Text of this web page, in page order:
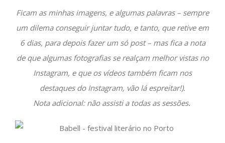
Ficam as minhas imagens, e algumas palavras – sempre
um dilema conseguir juntar tudo, e tanto, que retive em
6 dias, para depois fazer um só post – mas fica a nota
de que algumas fotografias se realçam melhor vistas no
Instagram, e que os vídeos também ficam nos
destaques do Instagram, vão lá espreitar!).
Nota adicional: não assisti a todas as sessões.